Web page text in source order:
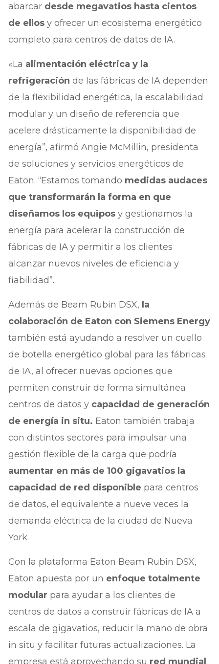
abarcar desde megavatios hasta cientos
de ellosy ofrecer un ecosistema energético
completo para centros de datos de IA.
«La alimentación eléctrica y la
refrigeraciónde las fábricas de IA dependen
de la flexibilidad energética, la escalabilidad
modular y un diseño de referencia que
acelere drásticamente la disponibilidad de
energía”, afirmó Angie McMillin, presidenta
de soluciones y servicios energéticos de
Eaton. “Estamos tomando medidas audaces
que transformarán la forma en que
diseñamos los equiposy gestionamos la
energía para acelerar la construcción de
fábricas de IA y permitir a los clientes
alcanzar nuevos niveles de eficiencia y
fiabilidad”.
Además de Beam Rubin DSX, la
colaboración de Eaton con Siemens Energy
también está ayudando a resolver un cuello
de botella energético global para las fábricas
de IA, al ofrecer nuevas opciones que
permiten construir de forma simultánea
centros de datos y capacidad de generación
de energía in situ. Eaton también trabaja
con distintos sectores para impulsar una
gestión flexible de la carga que podría
aumentar en más de 100 gigavatios la
capacidad de red disponible para centros
de datos, el equivalente a nueve veces la
demanda eléctrica de la ciudad de Nueva
York.
Con la plataforma Eaton Beam Rubin DSX,
Eaton apuesta por un enfoque totalmente
modular para ayudar a los clientes de
centros de datos a construir fábricas de IA a
escala de gigavatios, reducir la mano de obra
in situ y facilitar futuras actualizaciones. La
empresa está aprovechando su red mundial